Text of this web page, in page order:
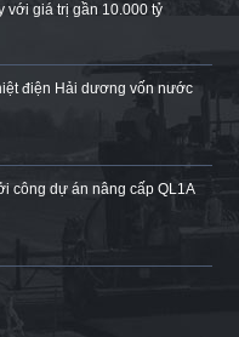
với giá trị gần 10.000 tỷ
điện Hải dương vốn nước
công dự án nâng cấp QL1A